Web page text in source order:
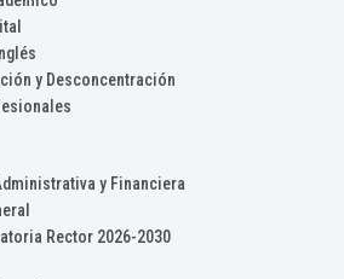
y Desconcentración
y Financiera
Rector 2026-2030